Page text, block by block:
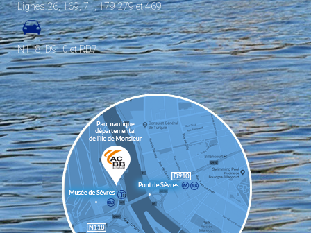
Lignes 26, 169, 71, 179 279 et 469
N118, D910 et RD7